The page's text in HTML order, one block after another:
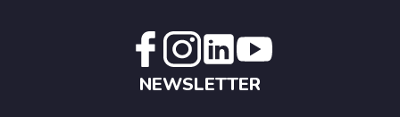
NEWSLETTER